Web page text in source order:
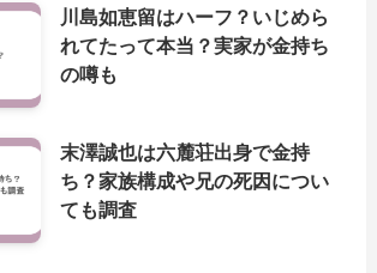
川島如恵留はハーフ？いじめら
れてたって本当？実家が金持ち
の噂も
末澤誠也は六麓荘出身で金持
ち？家族構成や兄の死因につい
ても調査